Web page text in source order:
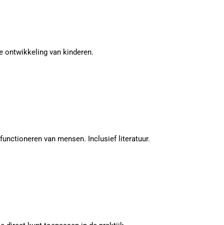
ontwikkeling van kinderen.
van mensen. Inclusief literatuur.